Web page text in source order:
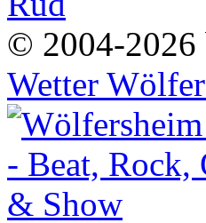
© 2004-2026
Wetter